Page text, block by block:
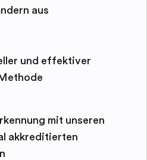
aus
und effektiver
mit unseren
akkreditierten